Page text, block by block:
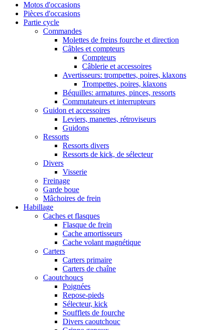
Motos d'occasions
Pièces d'occasions
Partie cycle
Commandes
Molettes de freins fourche et direction
Câbles et compteurs
Compteurs
Câblerie et accessoires
Avertisseurs: trompettes, poires, klaxons
Trompettes, poires, klaxons
Béquilles: armatures, pinces, ressorts
Commutateurs et interrupteurs
Guidon et accessoires
Leviers, manettes, rétroviseurs
Guidons
Ressorts
Ressorts divers
Ressorts de kick, de sélecteur
Divers
Visserie
Freinage
Garde boue
Mâchoires de frein
Habillage
Caches et flasques
Flasque de frein
Cache amortisseurs
Cache volant magnétique
Carters
Carters primaire
Carters de chaîne
Caoutchoucs
Poignées
Repose-pieds
Sélecteur, kick
Soufflets de fourche
Divers caoutchouc